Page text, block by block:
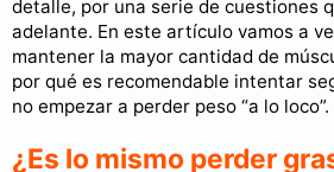
detalle, por una serie de cuestiones
adelante. En este artículo vamos a
mantener la mayor cantidad de
por qué es recomendable intentar
no empezar a perder peso “a lo loco”.
¿Es lo mismo perder